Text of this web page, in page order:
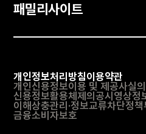
패밀리사이트
개인정보처리방침이용약관
개인신용정보이용 및 제공사실
신용정보활용체제의공시영상정
이해상충관리·정보교류차단정책
금융소비자보호